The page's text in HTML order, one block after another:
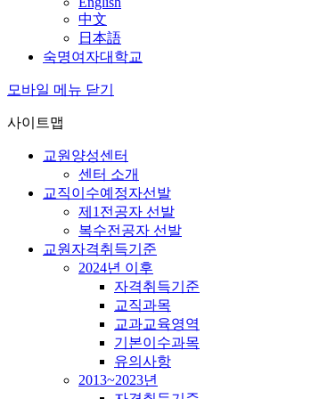
中文
日本語
숙명여자대학교
모바일 메뉴 닫기
사이트맵
교원양성센터
센터 소개
교직이수예정자선발
제1전공자 선발
복수전공자 선발
교원자격취득기준
2024년 이후
자격취득기준
교직과목
교과교육영역
기본이수과목
유의사항
2013~2023년